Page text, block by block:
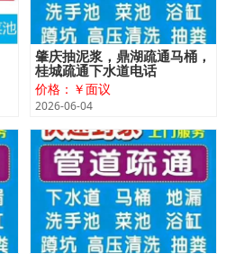
肇庆抽泥浆，鼎湖疏通马桶，
桂城疏通下水道电话
价格：￥面议
2026-06-04